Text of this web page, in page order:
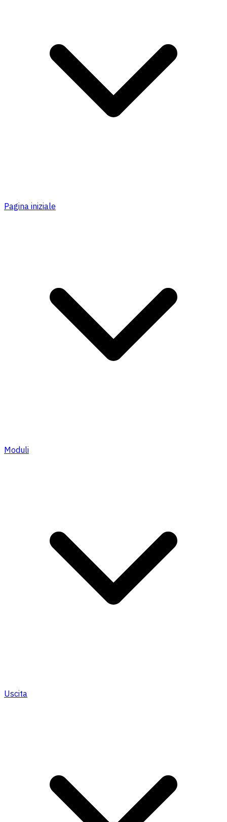
Pagina iniziale
Moduli
Uscita